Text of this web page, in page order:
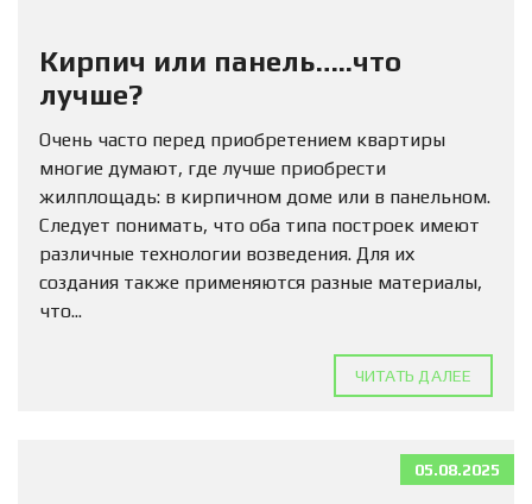
Кирпич или панель…..что
лучше?
Очень часто перед приобретением квартиры
многие думают, где лучше приобрести
жилплощадь: в кирпичном доме или в панельном.
Следует понимать, что оба типа построек имеют
различные технологии возведения. Для их
создания также применяются разные материалы,
что...
ЧИТАТЬ ДАЛЕЕ
05.08.2025